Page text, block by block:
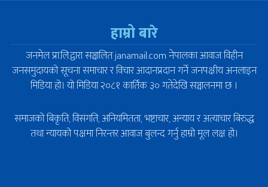
हाम्रो बारे
जनमेल प्रा.लि.द्वारा सञ्चालित janamail.com नेपालका आवाज विहीन
जनसमुदायको सूचना समाचार र विचार आदानप्रदान गर्ने जनपक्षीय अनलाइन
मिडिया हो। यो मिडिया २०८१ कार्तिक ३० गतेदेखि सञ्चालनमा छ ।
समाजको बिकृति, विसंगति, अनियमितता, भष्टाचार, अन्याय र अत्याचार बिरुद्ध
तथा न्यायको पक्षमा निरन्तर आवाज बुलन्द गर्नु हाम्रो मूल लक्ष हो।